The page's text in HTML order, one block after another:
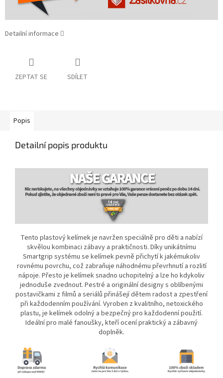
Detailní informace
ZEPTAT SE SDÍLET
Popis
Detailní popis produktu
Tento plastový kelímek je navržen speciálně pro děti a nabízí
skvělou kombinaci zábavy a praktičnosti. Díky unikátnímu
Smartgrip systému se kelímek pevně přichytí k jakémukoliv
rovnému povrchu, což zabraňuje náhodnému převrhnutí a rozlití
nápoje. Přesto je kelímek snadno uchopitelný a lze ho kdykoliv
jednoduše zvednout. Pestré a originální designy s oblíbenými
postavičkami z filmů a seriálů přinášejí dětem radost a zpestření
při každodenním používání. Vyroben z kvalitního, netoxického
plastu, je kelímek odolný a bezpečný pro každodenní použití.
Ideální pro malé fanoušky, kteří ocení praktický a zábavný
doplněk.